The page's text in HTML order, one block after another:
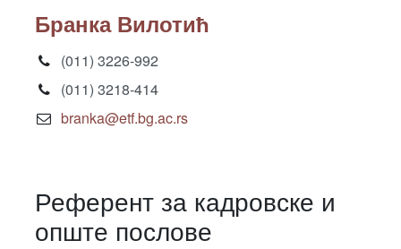
Бранка Вилотић
(011) 3226-992
(011) 3218-414
branka@etf.bg.ac.rs
Референт за кадровске и
опште послове